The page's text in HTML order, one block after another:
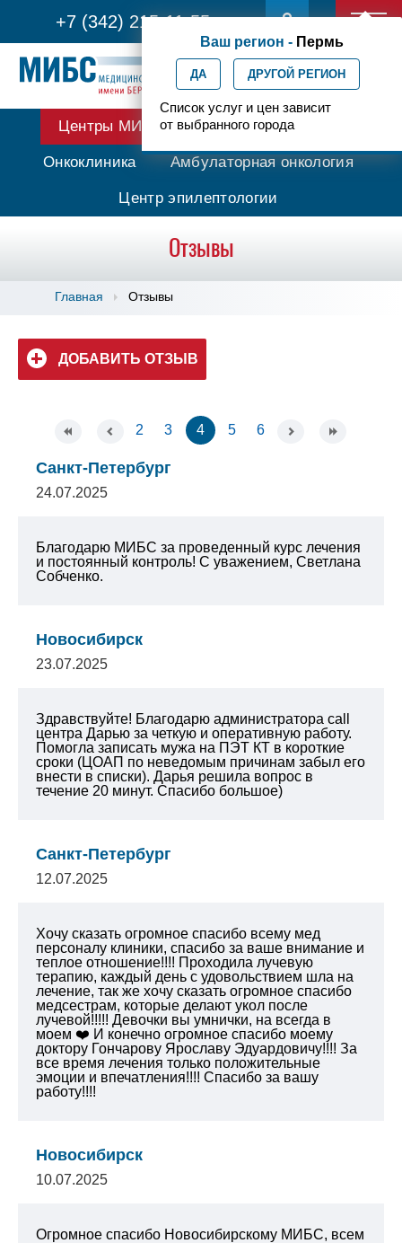
+7 (342) 215-11-55
Ваш регион - Пермь
ДА ДРУГОЙ РЕГИОН
Список услуг и цен зависит
от выбранного города
Центры МИБС Протонная терапия
Онкоклиника Амбулаторная онкология
Центр эпилептологии
Отзывы
Главная Отзывы
ДОБАВИТЬ ОТЗЫВ
2 3 4 5 6
Санкт-Петербург
24.07.2025
Благодарю МИБС за проведенный курс лечения
и постоянный контроль! С уважением, Светлана
Собченко.
Новосибирск
23.07.2025
Здравствуйте! Благодарю администратора call
центра Дарью за четкую и оперативную работу.
Помогла записать мужа на ПЭТ КТ в короткие
сроки (ЦОАП по неведомым причинам забыл его
внести в списки). Дарья решила вопрос в
течение 20 минут. Спасибо большое)
Санкт-Петербург
12.07.2025
Хочу сказать огромное спасибо всему мед
персоналу клиники, спасибо за ваше внимание и
теплое отношение!!!! Проходила лучевую
терапию, каждый день с удовольствием шла на
лечение, так же хочу сказать огромное спасибо
медсестрам, которые делают укол после
лучевой!!!!! Девочки вы умнички, на всегда в
моем ❤️ И конечно огромное спасибо моему
доктору Гончарову Ярославу Эдуардовичу!!!! За
все время лечения только положительные
эмоции и впечатления!!!! Спасибо за вашу
работу!!!!
Новосибирск
10.07.2025
Огромное спасибо Новосибирскому МИБС, всем